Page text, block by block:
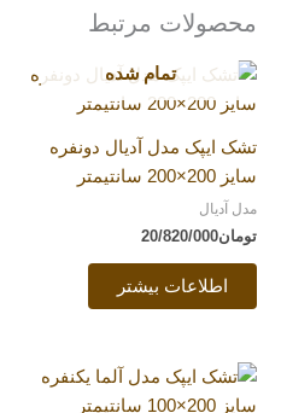
محصولات مرتبط
تمام شده
تشک ایپک مدل آدیال دونفره
سایز 200×200 سانتیمتر
مدل آدیال
تومان20/820/000
اطلاعات بیشتر